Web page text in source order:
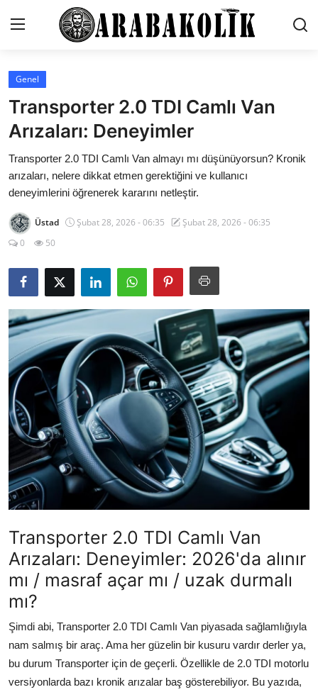
İletişim
Genel
Karşılaştırmalar
Testler
Markalar
Öneriler
Motosiklet
Paketler
Yağlar
Oto Bilgi
Genel
Transporter 2.0 TDI Camlı Van
Arızaları: Deneyimler
Transporter 2.0 TDI Camlı Van almayı mı düşünüyorsun? Kronik
arızaları, nelere dikkat etmen gerektiğini ve kullanıcı
deneyimlerini öğrenerek kararını netleştir.
Üstad Şubat 28, 2026 - 06:35
Şubat 28, 2026 - 06:35
0
50
Transporter 2.0 TDI Camlı Van
Arızaları: Deneyimler: 2026'da alınır
mı / masraf açar mı / uzak durmalı
mı?
Şimdi abi, Transporter 2.0 TDI Camlı Van piyasada sağlamlığıyla
nam salmış bir araç. Ama her güzelin bir kusuru vardır derler ya,
bu durum Transporter için de geçerli. Özellikle de 2.0 TDI motorlu
versiyonlarda bazı kronik arızalar baş gösterebiliyor. Bu yazıda,